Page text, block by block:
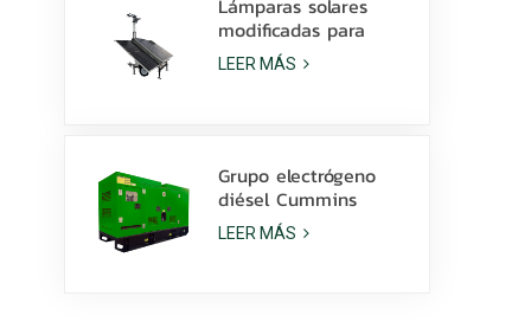
Lámparas solares
modificadas para
requisitos
particulares batería
LEER MÁS
Grupo electrógeno
diésel Cummins
6ZTAA13-G2 de 425
kVA para aplicaciones
LEER MÁS